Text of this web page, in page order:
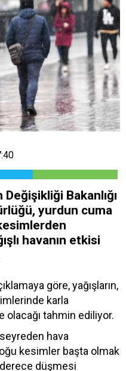
Bakanlığı
yurdun cuma
havanın etkisi
göre, yağışların,
karla
olacağı tahmin ediliyor.
hava
kesimler başta olmak
düşmesi